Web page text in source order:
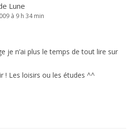
Lune
à 9 h 34 min
je n’ai plus le temps de tout lire sur
! Les loisirs ou les études ^^